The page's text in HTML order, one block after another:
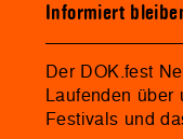
Informiert
Der DOK.fest
Laufenden über
Festivals und